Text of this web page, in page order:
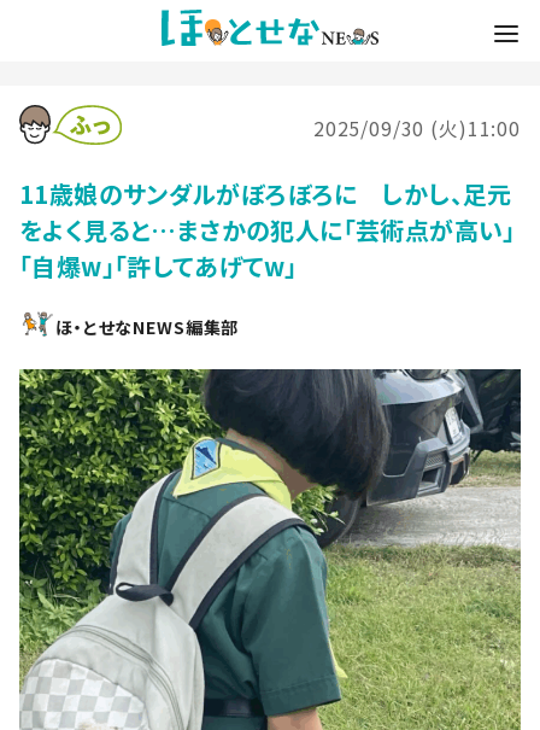
2025/09/30 (火)11:00
11歳娘のサンダルがぼろぼろに しかし、足元
をよく見ると…まさかの犯人に「芸術点が高い」
「自爆w」「許してあげてw」
ほ・とせなNEWS編集部